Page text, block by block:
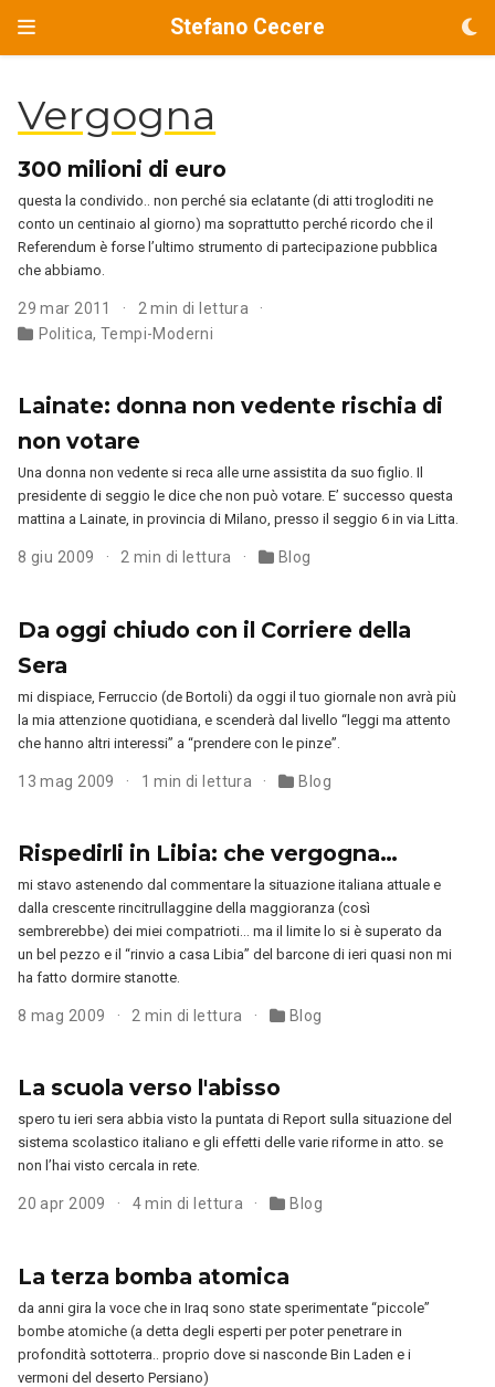
Stefano Cecere
Vergogna
300 milioni di euro
questa la condivido.. non perché sia eclatante (di atti trogloditi ne
conto un centinaio al giorno) ma soprattutto perché ricordo che il
Referendum è forse l’ultimo strumento di partecipazione pubblica
che abbiamo.
29 mar 2011
2 min di lettura
Politica, Tempi-Moderni
Lainate: donna non vedente rischia di
non votare
Una donna non vedente si reca alle urne assistita da suo figlio. Il
presidente di seggio le dice che non può votare. E’ successo questa
mattina a Lainate, in provincia di Milano, presso il seggio 6 in via Litta.
8 giu 2009 2 min di lettura Blog
Da oggi chiudo con il Corriere della
Sera
mi dispiace, Ferruccio (de Bortoli) da oggi il tuo giornale non avrà più
la mia attenzione quotidiana, e scenderà dal livello “leggi ma attento
che hanno altri interessi” a “prendere con le pinze”.
13 mag 2009 1 min di lettura Blog
Rispedirli in Libia: che vergogna…
mi stavo astenendo dal commentare la situazione italiana attuale e
dalla crescente rincitrullaggine della maggioranza (così
sembrerebbe) dei miei compatrioti… ma il limite lo si è superato da
un bel pezzo e il “rinvio a casa Libia” del barcone di ieri quasi non mi
ha fatto dormire stanotte.
8 mag 2009 2 min di lettura Blog
La scuola verso l'abisso
spero tu ieri sera abbia visto la puntata di Report sulla situazione del
sistema scolastico italiano e gli effetti delle varie riforme in atto. se
non l’hai visto cercala in rete.
20 apr 2009 4 min di lettura Blog
La terza bomba atomica
da anni gira la voce che in Iraq sono state sperimentate “piccole”
bombe atomiche (a detta degli esperti per poter penetrare in
profondità sottoterra.. proprio dove si nasconde Bin Laden e i
vermoni del deserto Persiano)